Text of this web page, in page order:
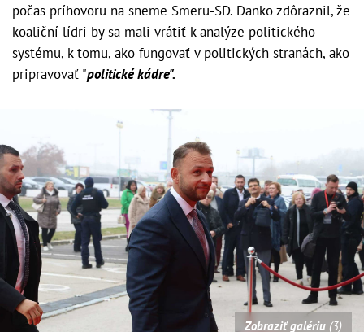
počas príhovoru na sneme Smeru-SD. Danko zdôraznil, že
koaliční lídri by sa mali vrátiť k analýze politického
systému, k tomu, ako fungovať v politických stranách, ako
pripravovať "politické kádre".
Zobraziť galériu (3)